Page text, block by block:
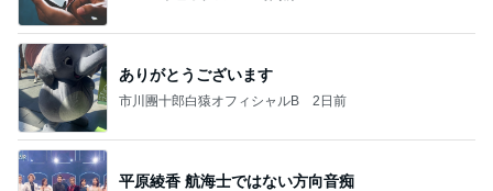
ありがとうございます
市川團十郎白猿オフィシャルB 2日前
平原綾香 航海士ではない方向音痴